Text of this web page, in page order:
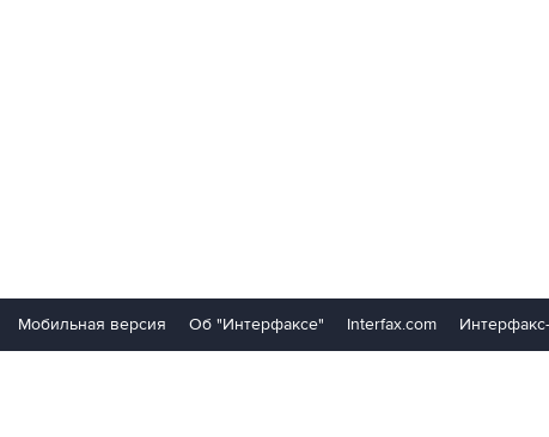
Мобильная версия Об "Интерфаксе" Interfax.com